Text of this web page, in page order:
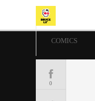
COMICS
0